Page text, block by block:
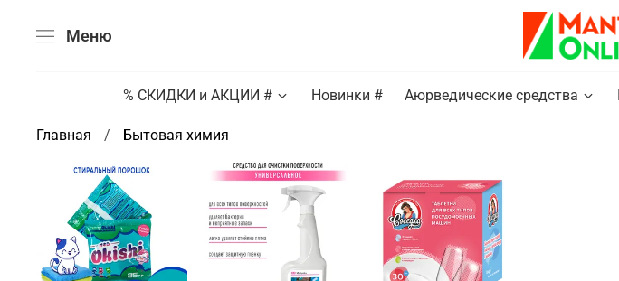
Меню
% СКИДКИ и АКЦИИ # Новинки # Аюрведические средства
Главная Бытовая химия